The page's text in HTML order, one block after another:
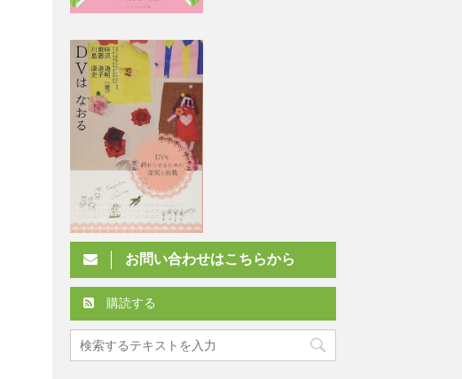
お問い合わせはこちらから
購読する